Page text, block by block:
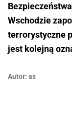
Wschodzie
terrorystyczne
jest kolejną
Autor: as